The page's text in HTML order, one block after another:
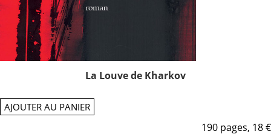
La Louve de Kharkov
AJOUTER AU PANIER
190 pages, 18 €